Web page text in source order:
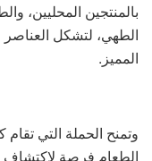
بالمنتجين المحليين،
الطهي، لتشكل
المميز.
وتمنح الحملة التي
الطعام فرصة